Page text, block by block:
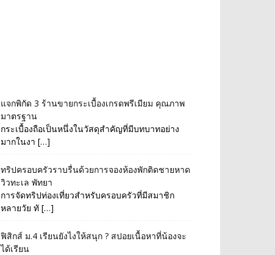
แจกพิกัด 3 ร้านขายกระเบื้องเกรดพรีเมียม คุณภาพ
มาตรฐาน
กระเบื้องถือเป็นหนึ่งในวัสดุสำคัญที่มีบทบาทอย่าง
มากในงา […]
ทริปครอบครัวราบรื่นด้วยการจองห้องพักติดชายหาด
วิวทะเล พัทยา
การจัดทริปท่องเที่ยวสำหรับครอบครัวที่มีสมาชิก
หลายวัย ทั […]
ฟิสิกส์ ม.4 เรียนยังไงให้สนุก ? สปอยเนื้อหาที่น้องจะ
ได้เรียน